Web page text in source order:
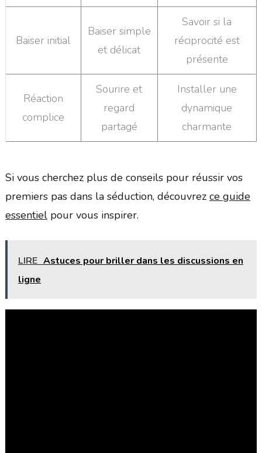
Baiser initial
Baiser simple
et délicat
Savoir si la
réciprocité est
présente
Réaction
complice
Sourire et
regard
partagé
Installer une
dynamique
charmante
Si vous cherchez plus de conseils pour réussir vos
premiers pas dans la séduction, découvrez ce guide
essentielpour vous inspirer.
LIRE Astuces pour briller dans les discussions en
ligne